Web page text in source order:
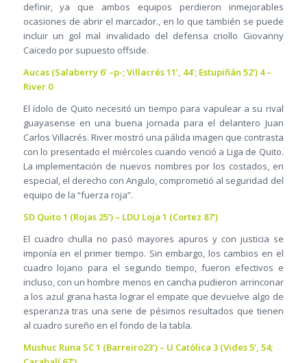
definir, ya que ambos equipos perdieron inmejorables
ocasiones de abrir el marcador., en lo que también se puede
incluir un gol mal invalidado del defensa criollo Giovanny
Caicedo por supuesto offside.
Aucas (Salaberry 6’ –p-; Villacrés 11’, 44’; Estupiñán 52’) 4 –
River 0
El ídolo de Quito necesitó un tiempo para vapulear a su rival
guayasense en una buena jornada para el delantero Juan
Carlos Villacrés. River mostró una pálida imagen que contrasta
con lo presentado el miércoles cuando venció a Liga de Quito.
La implementación de nuevos nombres por los costados, en
especial, el derecho con Angulo, comprometió al seguridad del
equipo de la “fuerza roja”.
SD Quito 1 (Rojas 25’) – LDU Loja 1 (Cortez 87’)
El cuadro chulla no pasó mayores apuros y con justicia se
imponía en el primer tiempo. Sin embargo, los cambios en el
cuadro lojano para el segundo tiempo, fueron efectivos e
incluso, con un hombre menos en cancha pudieron arrinconar
a los azul grana hasta lograr el empate que devuelve algo de
esperanza tras una serie de pésimos resultados que tienen
al cuadro sureño en el fondo de la tabla.
Mushuc Runa SC 1 (Barreiro23’) – U Católica 3 (Vides 5’, 54;